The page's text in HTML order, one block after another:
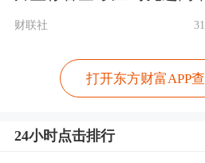
制，可以让液压制动
财联社
打开东方财富APP
24小时点击排行